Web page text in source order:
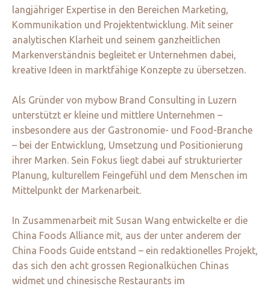
langjähriger Expertise in den Bereichen Marketing,
Kommunikation und Projektentwicklung. Mit seiner
analytischen Klarheit und seinem ganzheitlichen
Markenverständnis begleitet er Unternehmen dabei,
kreative Ideen in marktfähige Konzepte zu übersetzen.
Als Gründer von mybow Brand Consulting in Luzern
unterstützt er kleine und mittlere Unternehmen –
insbesondere aus der Gastronomie- und Food-Branche
– bei der Entwicklung, Umsetzung und Positionierung
ihrer Marken. Sein Fokus liegt dabei auf strukturierter
Planung, kulturellem Feingefühl und dem Menschen im
Mittelpunkt der Markenarbeit.
In Zusammenarbeit mit Susan Wang entwickelte er die
China Foods Alliance mit, aus der unter anderem der
China Foods Guide entstand – ein redaktionelles Projekt,
das sich den acht grossen Regionalküchen Chinas
widmet und chinesische Restaurants im